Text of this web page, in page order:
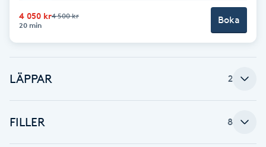
Fransk manikyr
Fransrengöring
Friskvård
4 050 kr4 500 kr
20 min
Boka
LÄPPAR 2
FILLER 8